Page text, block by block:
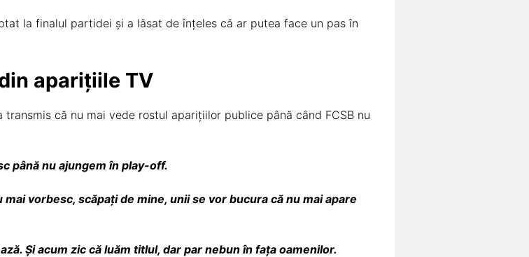
la finalul partidei și a lăsat de înțeles că ar putea face un pas în
aparițiile TV
că nu mai vede rostul aparițiilor publice până când FCSB nu
până nu ajungem în play-off.
vorbesc, scăpați de mine, unii se vor bucura că nu mai apare
Și acum zic că luăm titlul, dar par nebun în fața oamenilor.